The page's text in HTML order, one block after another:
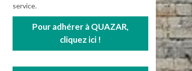
service.
Pour adhérer à QUAZAR,
cliquez ici !